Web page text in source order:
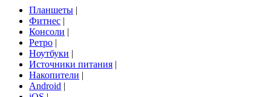
Планшеты |
Фитнес |
Консоли |
Ретро |
Ноутбуки |
Источники питания |
Накопители |
Android |